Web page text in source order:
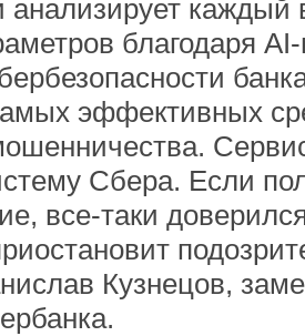
анализирует
благодаря
эффективных
Сбера. Если
все-таки
Кузнецов,